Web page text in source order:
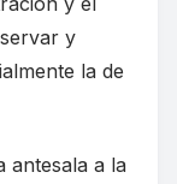
y
la de
antesala a la